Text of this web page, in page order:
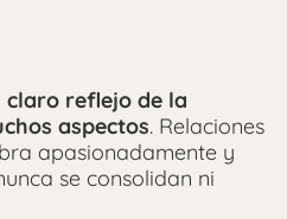
claro reflejo de la
aspectos. Relaciones
apasionadamente y
se consolidan ni